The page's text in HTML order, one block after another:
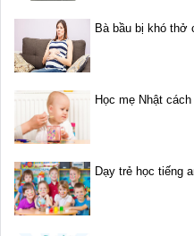
Bà bầu bị khó thở
Học mẹ Nhật
Dạy trẻ học tiếng